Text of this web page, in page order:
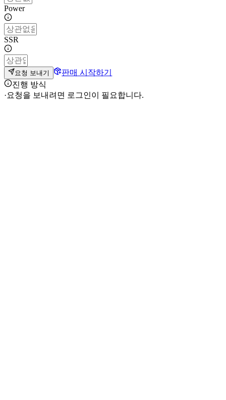
Power
SSR
요청 보내기
판매 시작하기
진행 방식
·요청을 보내려면 로그인이 필요합니다.